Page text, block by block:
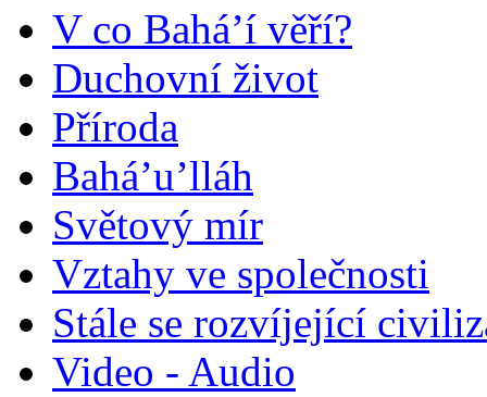
V co Bahá’í věří?
Duchovní život
Příroda
Bahá’u’lláh
Světový mír
Vztahy ve společnosti
Stále se rozvíjející
Video - Audio